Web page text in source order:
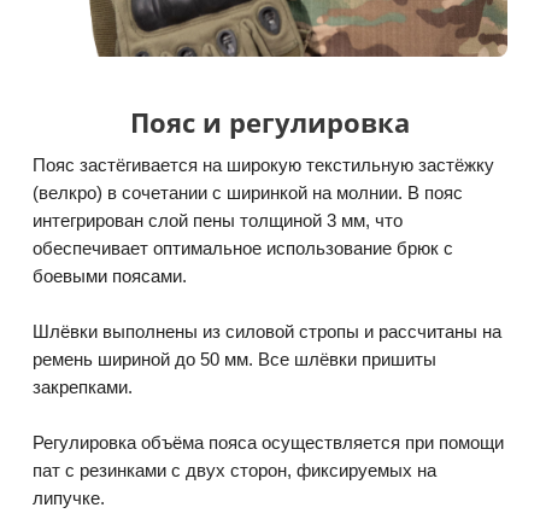
Пояс и регулировка
Пояс застёгивается на широкую текстильную застёжку
(велкро) в сочетании с ширинкой на молнии. В пояс
интегрирован слой пены толщиной 3 мм, что
обеспечивает оптимальное использование брюк с
боевыми поясами.
Шлёвки выполнены из силовой стропы и рассчитаны на
ремень шириной до 50 мм. Все шлёвки пришиты
закрепками.
Регулировка объёма пояса осуществляется при помощи
пат с резинками с двух сторон, фиксируемых на
липучке.